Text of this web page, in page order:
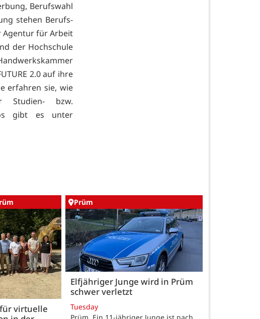
Berufswahl
stehen Berufs-
Agentur für Arbeit
der Hochschule
2.0 auf ihre
erfahren sie, wie
bzw.
gibt es unter
virtuelle
Prüm
Elfjähriger Junge wird in Prüm
schwer verletzt
Tuesday
Prüm. Ein 11-jähriger Junge ist nach